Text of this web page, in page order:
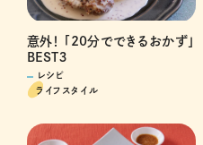
意外！ 「20分でできるおかず」
BEST３
レシピ
ライフスタイル